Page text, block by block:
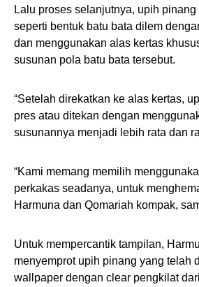
Lalu proses selanjutnya, upih
seperti bentuk batu bata dilem
dan menggunakan alas kertas
susunan pola batu bata tersebut.
“Setelah direkatkan ke alas kertas,
pres atau ditekan dengan
susunannya menjadi lebih rata dan
“Kami memang memilih
perkakas seadanya, untuk
Harmuna dan Qomariah kompak,
Untuk mempercantik tampilan,
menyemprot upih pinang yang telah
wallpaper dengan clear pengkilat